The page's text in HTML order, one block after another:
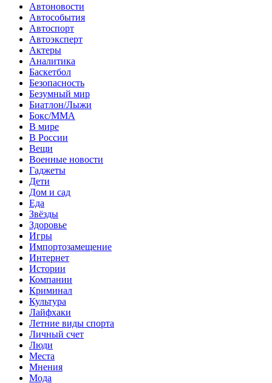
Автоновости
Автособытия
Автоспорт
Автоэксперт
Актеры
Аналитика
Баскетбол
Безопасность
Безумный мир
Биатлон/Лыжи
Бокс/MMA
В мире
В России
Вещи
Военные новости
Гаджеты
Дети
Дом и сад
Еда
Звёзды
Здоровье
Игры
Импортозамещение
Интернет
Истории
Компании
Криминал
Культура
Лайфхаки
Летние виды спорта
Личный счет
Люди
Места
Мнения
Мода